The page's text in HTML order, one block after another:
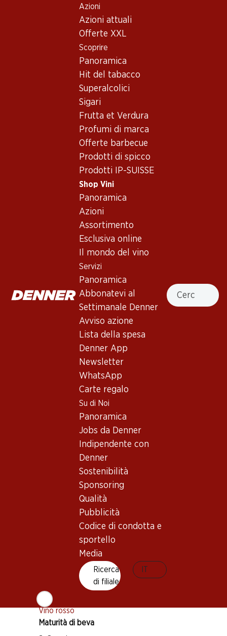
Azioni
Azioni attuali
Offerte XXL
Scoprire
Panoramica
Hit del tabacco
Superalcolici
Sigari
Frutta et Verdura
Profumi di marca
Offerte barbecue
Prodotti di spicco
Prodotti IP-SUISSE
Shop Vini
Panoramica
Azioni
Assortimento
Esclusiva online
Il mondo del vino
Servizi
Panoramica
Abbonatevi al
Settimanale Denner
Avviso azione
Lista della spesa
Denner App
Newsletter
WhatsApp
Carte regalo
Su di Noi
Panoramica
Jobs da Denner
Indipendente con
Denner
Sostenibilità
Sponsoring
Qualità
Pubblicità
Codice di condotta e
sportello
Media
Ricerca
di filiale
Cercare
Vino/champagne
Toscana
Le Cupole Rosso Tenuta di Trinoro Toscana IGT
Esclusiva online!
Fronte Retro Imballaggio
Le Cupole Rosso Tenuta di
Trinoro Toscana IGT
Toscana, 2020
Rosso porpora scuro. Aromi intensi ma eleganti di prugne,
more, mirtilli e lamponi di bosco, con un tocco di vaniglia e un
setosi e un finale lungo ed elegante.
Buono a sapersi
Cabernet Sauvignon
Cabernet Franc
Petit Verdot
Tipo di vino
Vino rosso
Maturità di beva